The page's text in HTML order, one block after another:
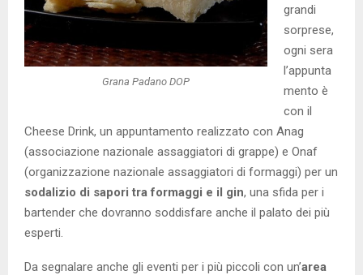
Grana Padano DOP
grandi
sorprese,
ogni sera
l’appunta
mento è
con il
Cheese Drink, un appuntamento realizzato con Anag
(associazione nazionale assaggiatori di grappe) e Onaf
(organizzazione nazionale assaggiatori di formaggi) per un
sodalizio di sapori tra formaggi e il gin, una sfida per i
bartender che dovranno soddisfare anche il palato dei più
esperti.
Da segnalare anche gli eventi per i più piccoli con un’area